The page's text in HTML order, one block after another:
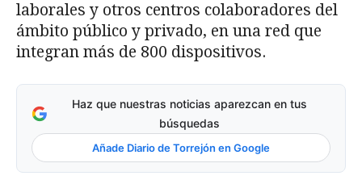
laborales y otros centros colaboradores del
ámbito público y privado, en una red que
integran más de 800 dispositivos.
Haz que nuestras noticias aparezcan en tus
búsquedas
Añade Diario de Torrejón en Google